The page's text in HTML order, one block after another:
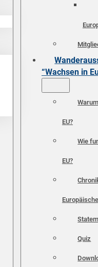
“Wachsen in
EU?
Wie
EU?
Quiz